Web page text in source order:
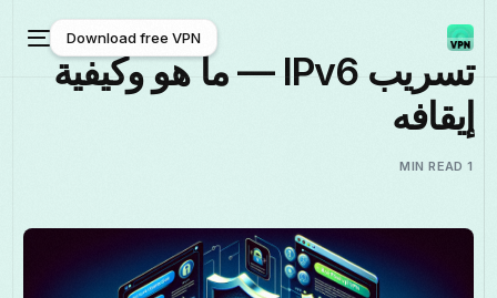
Download free VPN
تسريب IPv6 — ما هو وكيفية
إيقافه
1 MIN READ